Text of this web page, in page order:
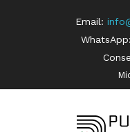
Email:
WhatsApp: